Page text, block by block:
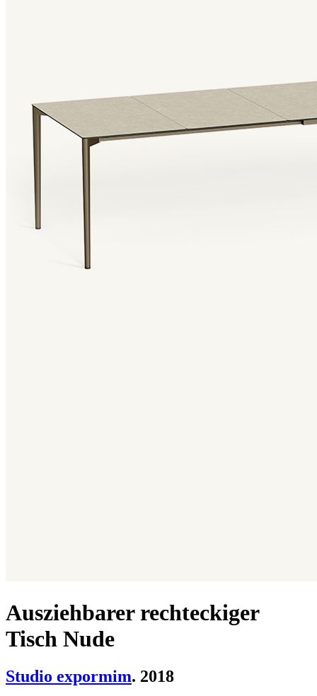
Ausziehbarer rechteckiger
Tisch Nude
Studio expormim. 2018